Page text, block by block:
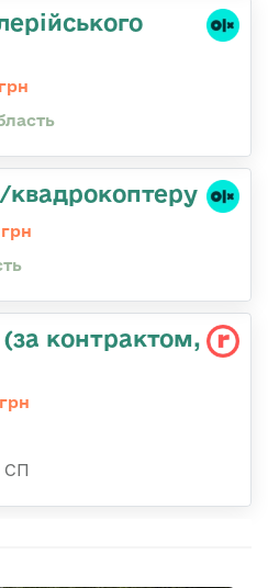
контрактом,
СП